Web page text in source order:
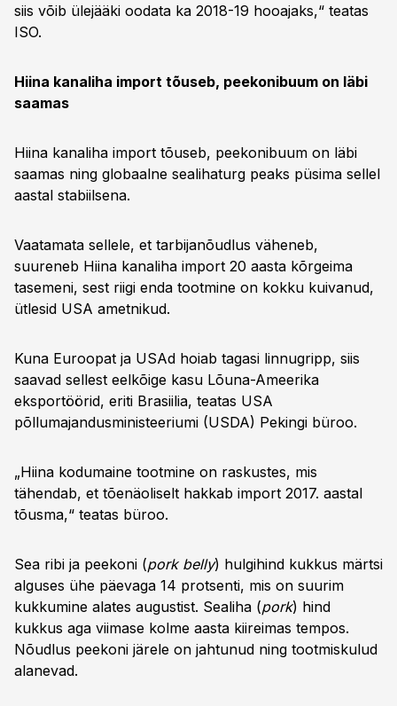
siis võib ülejääki oodata ka 2018-19 hooajaks,“ teatas
ISO.
Hiina kanaliha import tõuseb, peekonibuum on läbi
saamas
Hiina kanaliha import tõuseb, peekonibuum on läbi
saamas ning globaalne sealihaturg peaks püsima sellel
aastal stabiilsena.
Vaatamata sellele, et tarbijanõudlus väheneb,
suureneb Hiina kanaliha import 20 aasta kõrgeima
tasemeni, sest riigi enda tootmine on kokku kuivanud,
ütlesid USA ametnikud.
Kuna Euroopat ja USAd hoiab tagasi linnugripp, siis
saavad sellest eelkõige kasu Lõuna-Ameerika
eksportöörid, eriti Brasiilia, teatas USA
põllumajandusministeeriumi (USDA) Pekingi büroo.
„Hiina kodumaine tootmine on raskustes, mis
tähendab, et tõenäoliselt hakkab import 2017. aastal
tõusma,“ teatas büroo.
Sea ribi ja peekoni (pork belly) hulgihind kukkus märtsi
alguses ühe päevaga 14 protsenti, mis on suurim
kukkumine alates augustist. Sealiha (pork) hind
kukkus aga viimase kolme aasta kiireimas tempos.
Nõudlus peekoni järele on jahtunud ning tootmiskulud
alanevad.